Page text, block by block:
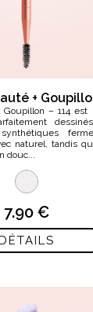
+
– 114 est
naturel, tandis
douc...
7.90 €